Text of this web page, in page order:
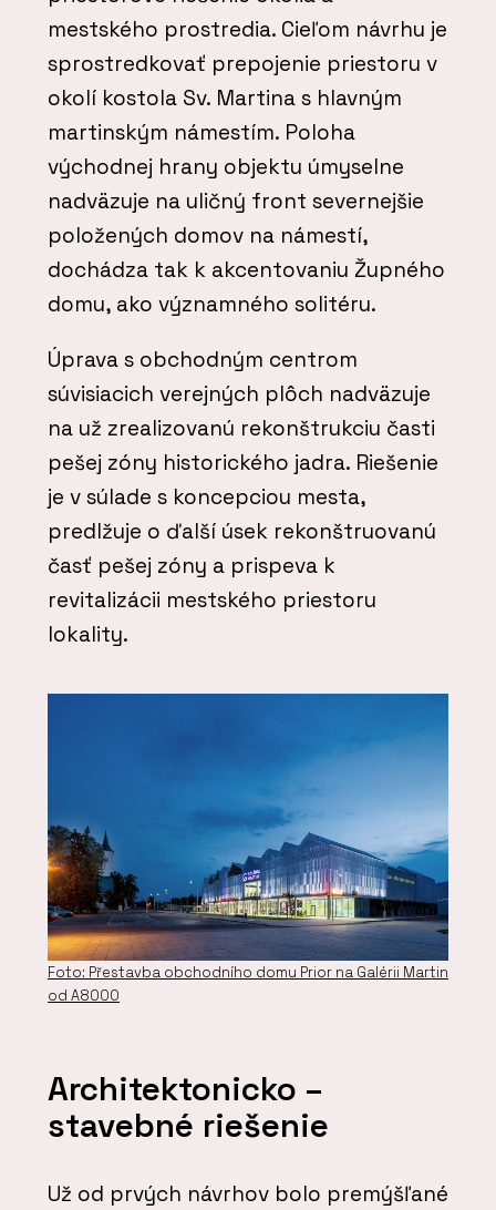
mestského prostredia. Cieľom návrhu je
sprostredkovať prepojenie priestoru v
okolí kostola Sv. Martina s hlavným
martinským námestím. Poloha
východnej hrany objektu úmyselne
nadväzuje na uličný front severnejšie
položených domov na námestí,
dochádza tak k akcentovaniu Župného
domu, ako významného solitéru.
Úprava s obchodným centrom
súvisiacich verejných plôch nadväzuje
na už zrealizovanú rekonštrukciu časti
pešej zóny historického jadra. Riešenie
je v súlade s koncepciou mesta,
predlžuje o ďalší úsek rekonštruovanú
časť pešej zóny a prispeva k
revitalizácii mestského priestoru
lokality.
Foto: Přestavba obchodního domu Prior na Galérii Martin
od A8000
Architektonicko –
stavebné riešenie
Už od prvých návrhov bolo premýšľané